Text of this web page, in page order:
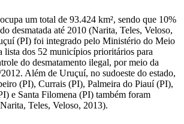
um total de 93.424 km², sendo que 10%
desmatada até 2010 (Narita, Teles, Veloso,
(PI) foi integrado pelo Ministério do Meio
dos 52 municípios prioritários para
do desmatamento ilegal, por meio da
Além de Uruçuí, no sudoeste do estado,
(PI), Currais (PI), Palmeira do Piauí (PI),
e Santa Filomena (PI) também foram
Teles, Veloso, 2013).